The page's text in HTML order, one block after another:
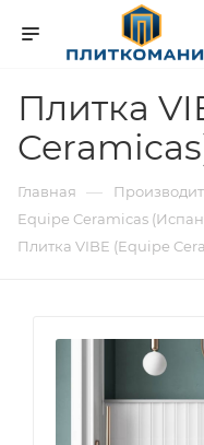
Плитка
Главная —
Equipe Ceramicas
Плитка VIBE (Equipe